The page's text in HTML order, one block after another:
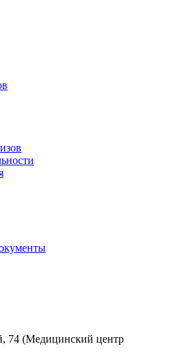
74 (Медицинский центр